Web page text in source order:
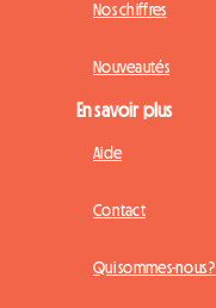
Nos chiffres
Nouveautés
En savoir plus
Aide
Contact
Qui sommes-nous ?